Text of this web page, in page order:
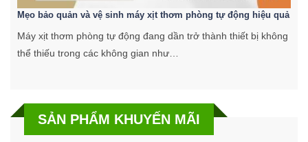
Mẹo bảo quản và vệ sinh máy xịt thơm phòng tự động hiệu quả
Máy xịt thơm phòng tự động đang dần trở thành thiết bị không
thể thiếu trong các không gian như…
SẢN PHẨM KHUYẾN MÃI